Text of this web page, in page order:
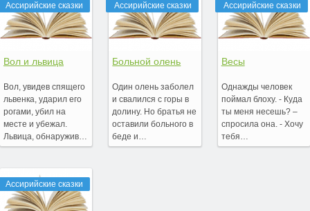
Ассирийские сказки
Вол и львица
Вол, увидев спящего
львенка, ударил его
рогами, убил на
месте и убежал.
Львица, обнаружив…
Ассирийские сказки
Ассирийские сказки
Больной олень
Один олень заболел
и свалился с горы в
долину. Но братья не
оставили больного в
беде и…
Ассирийские сказки
Весы
Однажды человек
поймал блоху. - Куда
ты меня несешь? –
спросила она. - Хочу
тебя…